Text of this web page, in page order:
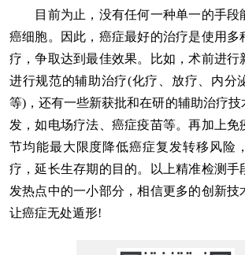
目前为止，没有任何一种单一的手段
癌细胞。因此，癌症最好的治疗是使用多
疗，争取达到最佳效果。比如，术前进行
进行规范的辅助治疗(化疗、放疗、内分
等)，还有一些新获批和在研的辅助治疗技
发，如电场疗法、癌症疫苗等。再加上免
节均能最大限度降低癌症复发转移风险
疗，延长生存期的目的。以上精准检测手
发热点中的一小部分，相信更多的创新技
让癌症无处遁形!